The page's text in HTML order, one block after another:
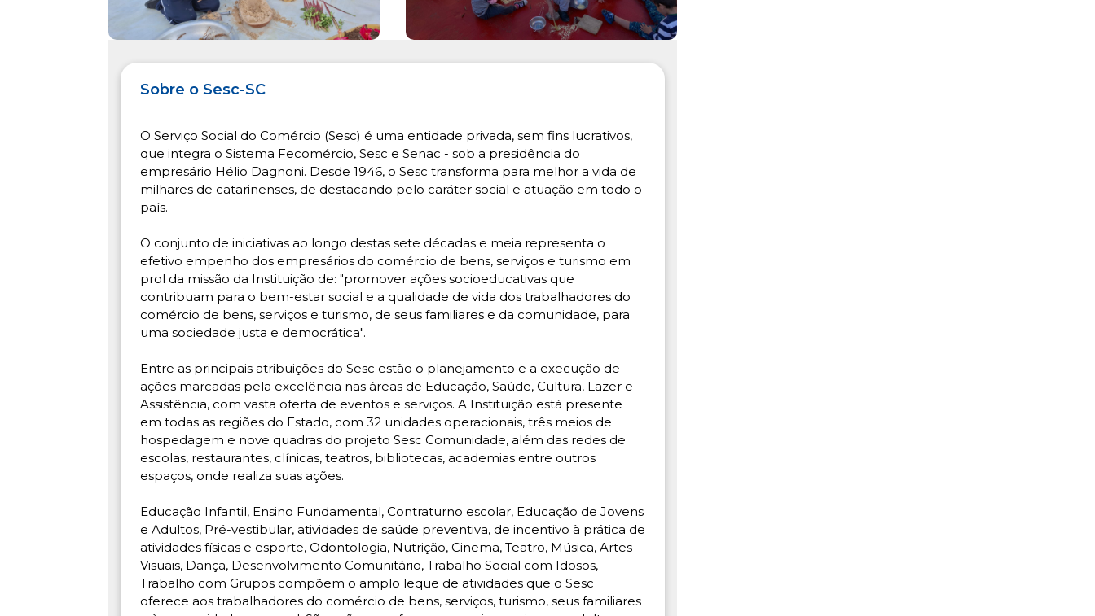
Sobre o Sesc-SC
O Serviço Social do Comércio (Sesc) é uma entidade privada, sem fins lucrativos,
que integra o Sistema Fecomércio, Sesc e Senac - sob a presidência do
empresário Hélio Dagnoni. Desde 1946, o Sesc transforma para melhor a vida de
milhares de catarinenses, de destacando pelo caráter social e atuação em todo o
país.
O conjunto de iniciativas ao longo destas sete décadas e meia representa o
efetivo empenho dos empresários do comércio de bens, serviços e turismo em
prol da missão da Instituição de: "promover ações socioeducativas que
contribuam para o bem-estar social e a qualidade de vida dos trabalhadores do
comércio de bens, serviços e turismo, de seus familiares e da comunidade, para
uma sociedade justa e democrática".
Entre as principais atribuições do Sesc estão o planejamento e a execução de
ações marcadas pela excelência nas áreas de Educação, Saúde, Cultura, Lazer e
Assistência, com vasta oferta de eventos e serviços. A Instituição está presente
em todas as regiões do Estado, com 32 unidades operacionais, três meios de
hospedagem e nove quadras do projeto Sesc Comunidade, além das redes de
escolas, restaurantes, clínicas, teatros, bibliotecas, academias entre outros
espaços, onde realiza suas ações.
Educação Infantil, Ensino Fundamental, Contraturno escolar, Educação de Jovens
e Adultos, Pré-vestibular, atividades de saúde preventiva, de incentivo à prática de
atividades físicas e esporte, Odontologia, Nutrição, Cinema, Teatro, Música, Artes
Visuais, Dança, Desenvolvimento Comunitário, Trabalho Social com Idosos,
Trabalho com Grupos compõem o amplo leque de atividades que o Sesc
oferece aos trabalhadores do comércio de bens, serviços, turismo, seus familiares